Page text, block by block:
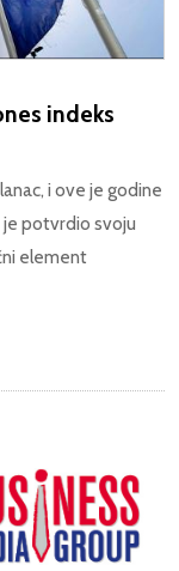
indeks
i ove je godine
je potvrdio svoju
element